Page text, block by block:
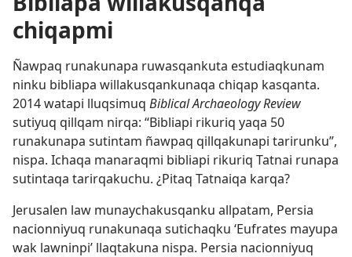
chiqapmi
Ñawpaq runakunapa ruwasqankuta estudiaqkunam
ninku bibliapa willakusqankunaqa chiqap kasqanta.
2014 watapi lluqsimuq Biblical Archaeology Review
sutiyuq qillqam nirqa: “Bibliapi rikuriq yaqa 50
runakunapa sutintam ñawpaq qillqakunapi tarirunku”,
nispa. Ichaqa manaraqmi bibliapi rikuriq Tatnai runapa
sutintaqa tarirqakuchu. ¿Pitaq Tatnaiqa karqa?
Jerusalen law munaychakusqanku allpatam, Persia
nacionniyuq runakunaqa sutichaqku ‘Eufrates mayupa
wak lawninpi’ llaqtakuna nispa. Persia nacionniyuq